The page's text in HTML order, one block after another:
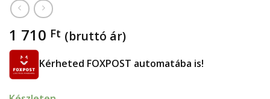
1 710 Ft (bruttó ár)
Kérheted FOXPOST automatába is!